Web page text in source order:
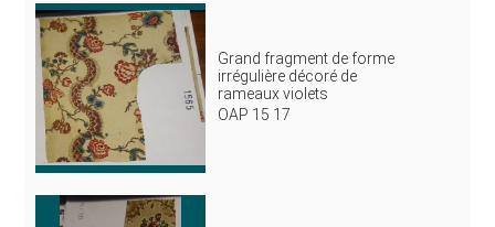
Grand fragment de forme
irrégulière décoré de
rameaux violets
OAP 15 17